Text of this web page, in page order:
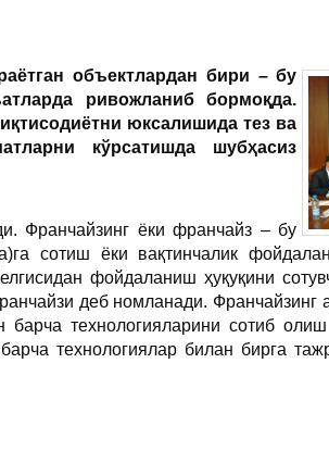
объектлардан бири – бу
ривожланиб бормоқда.
юксалишида тез ва
кўрсатишда шубҳасиз
Франчайзинг ёки франчайз – бу
сотиш ёки вақтинчалик
фойдаланиш ҳуқуқини
деб номланади. Франчайзинг
технологияларини сотиб
технологиялар билан бирга